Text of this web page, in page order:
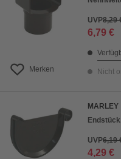
Merken
UVP8,29
6,79 €
Nicht
MARLEY
UVP6,19
4,29 €